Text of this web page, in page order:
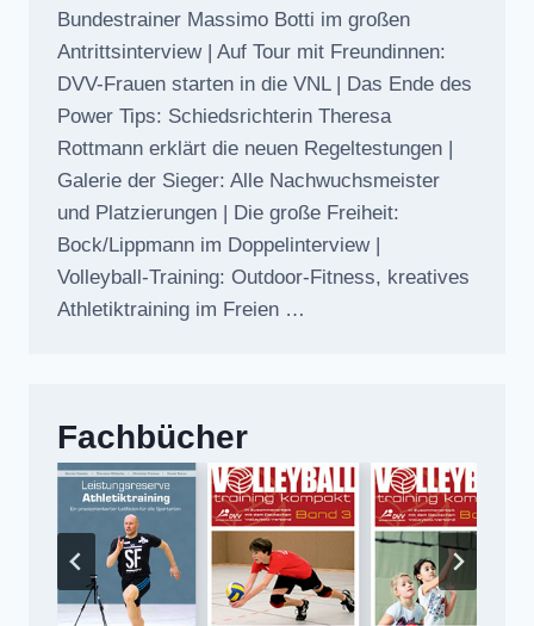
Bundestrainer Massimo Botti im großen
Antrittsinterview | Auf Tour mit Freundinnen:
DVV-Frauen starten in die VNL | Das Ende des
Power Tips: Schiedsrichterin Theresa
Rottmann erklärt die neuen Regeltestungen |
Galerie der Sieger: Alle Nachwuchsmeister
und Platzierungen | Die große Freiheit:
Bock/Lippmann im Doppelinterview |
Volleyball-Training: Outdoor-Fitness, kreatives
Athletiktraining im Freien …
Fachbücher